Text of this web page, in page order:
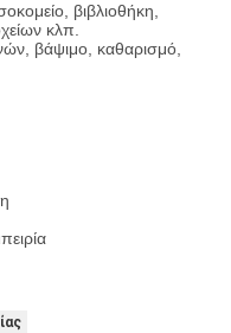
βιβλιοθήκη,
κλπ.
βάψιμο, καθαρισμό,